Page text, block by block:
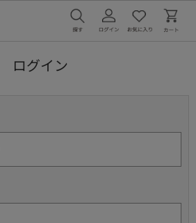
ログイン